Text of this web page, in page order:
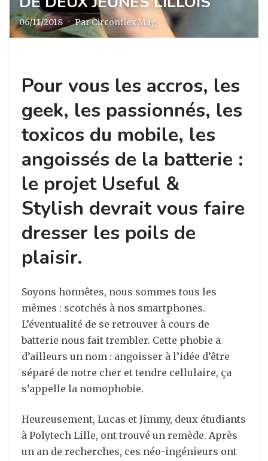
06/11/2018 · Par Circonflex Mag
Pour vous les accros, les
geek, les passionnés, les
toxicos du mobile, les
angoissés de la batterie :
le projet Useful &
Stylish devrait vous faire
dresser les poils de
plaisir.
Soyons honnêtes, nous sommes tous les
mêmes : scotchés à nos smartphones.
L’éventualité de se retrouver à cours de
batterie nous fait trembler. Cette phobie a
d’ailleurs un nom : angoisser à l’idée d’être
séparé de notre cher et tendre cellulaire, ça
s’appelle la nomophobie.
Heureusement, Lucas et Jimmy, deux étudiants
à Polytech Lille, ont trouvé un remède. Après
un an de recherches, ces néo-ingénieurs ont